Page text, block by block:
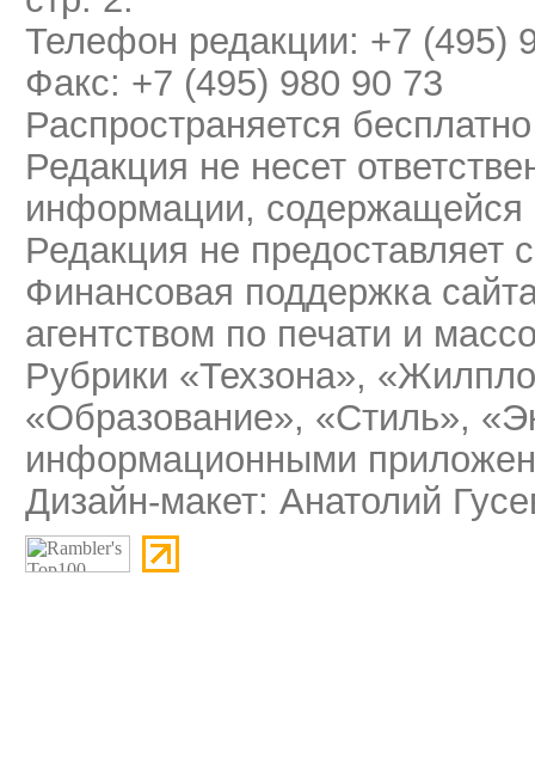
Телефон редакции: +7 (495)
Факс: +7 (495) 980 90 73
Распространяется бесплатно
Редакция не несет
информации, содержащейся
Редакция не предоставляет
Финансовая поддержка
агентством по печати и
Рубрики «Техзона»,
«Образование», «Стиль»,
информационными
Дизайн-макет: Анатолий